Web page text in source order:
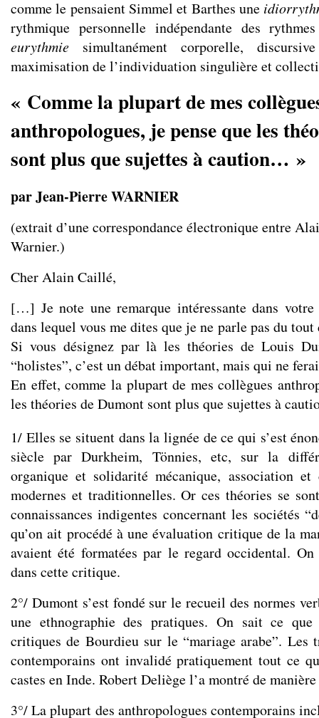
comme le pensaient Simmel et Barthes une
rythmique personnelle indépendante des
eurythmie simultanément corporelle,
maximisation de l’individuation singulière et
« Comme la plupart de mes
anthropologues, je pense que les
sont plus que sujettes à caution… »
par Jean-Pierre WARNIER
(extrait d’une correspondance électronique entre
Warnier.)
Cher Alain Caillé,
[…] Je note une remarque intéressante dans
dans lequel vous me dites que je ne parle pas du
Si vous désignez par là les théories de Louis
“holistes”, c’est un débat important, mais qui ne
En effet, comme la plupart de mes collègues
les théories de Dumont sont plus que sujettes à
1/ Elles se situent dans la lignée de ce qui s’est
siècle par Durkheim, Tönnies, etc, sur la
organique et solidarité mécanique, association et
modernes et traditionnelles. Or ces théories se
connaissances indigentes concernant les sociétés
qu’on ait procédé à une évaluation critique de la
avaient été formatées par le regard occidental. On
dans cette critique.
2°/ Dumont s’est fondé sur le recueil des normes
une ethnographie des pratiques. On sait ce
critiques de Bourdieu sur le “mariage arabe”. Les
contemporains ont invalidé pratiquement tout ce
castes en Inde. Robert Deliège l’a montré de
3°/ La plupart des anthropologues contemporains